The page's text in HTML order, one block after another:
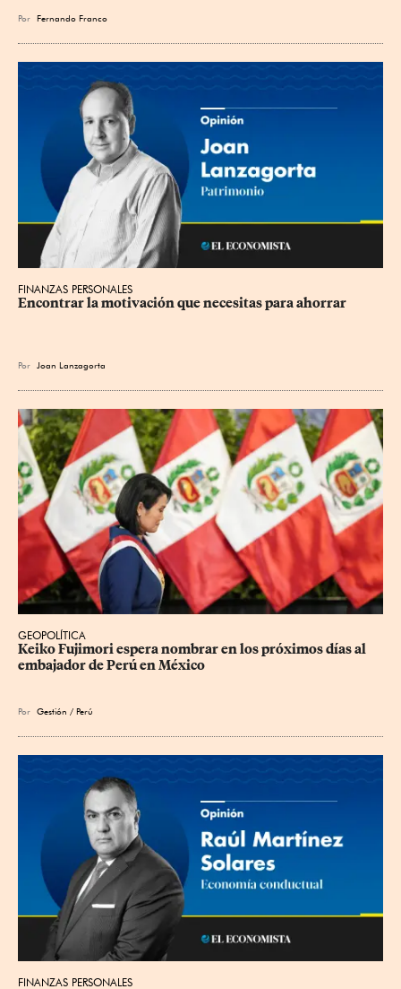
Por Fernando Franco
FINANZAS PERSONALES
Encontrar la motivación que necesitas para ahorrar
Por Joan Lanzagorta
GEOPOLÍTICA
Keiko Fujimori espera nombrar en los próximos días al
embajador de Perú en México
Por Gestión / Perú
FINANZAS PERSONALES